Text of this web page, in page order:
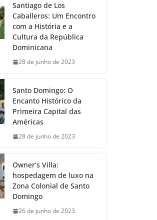
Santiago de Los
Caballeros: Um Encontro
com a História e a
Cultura da República
Dominicana
28 de junho de 2023
Santo Domingo: O
Encanto Histórico da
Primeira Capital das
Américas
28 de junho de 2023
Owner’s Villa:
hospedagem de luxo na
Zona Colonial de Santo
Domingo
26 de junho de 2023